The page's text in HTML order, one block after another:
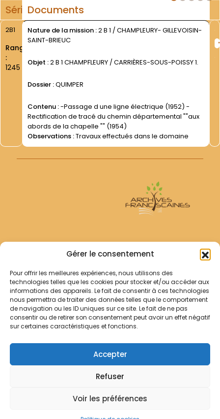
Gérer le consentement
Pour offrir les meilleures expériences, nous utilisons des
technologies telles que les cookies pour stocker et/ou accéder aux
informations des appareils. Le fait de consentir à ces technologies
nous permettra de traiter des données telles que le comportement
de navigation ou les ID uniques sur ce site. Le fait de ne pas
consentir ou de retirer son consentement peut avoir un effet négatif
sur certaines caractéristiques et fonctions.
Accepter
Refuser
Voir les préférences
SérieDocuments
2B1
Rang
:
1245
Nature de la mission :2 B 1 / CHAMPLEURY- GILLEVOISIN-
SAINT-BRIEUC
Objet :2 B 1 CHAMPFLEURY / CARRIÈRES-SOUS-POISSY 1.
Dossier :QUIMPER
Contenu :-Passage d une ligne électrique (1952) -
Rectification de tracé du chemin départemental ""aux
abords de la chapelle "" (1954)
Observations :Travaux effectués dans le domaine
Archives Franciscaines
RECHERCHER
Comment chercher ?
Les archives
Notre démarche
Contact